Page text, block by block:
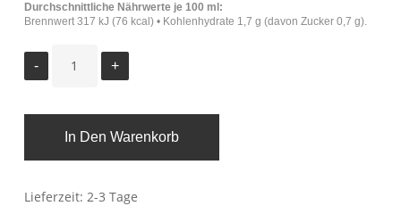
Durchschnittliche Nährwerte je 100 ml:
Brennwert 317 kJ (76 kcal) • Kohlenhydrate 1,7 g (davon Zucker 0,7 g).
In Den Warenkorb
Lieferzeit: 2-3 Tage